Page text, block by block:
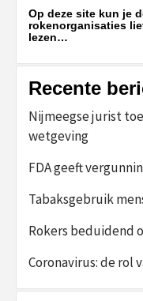
Op deze site kun je
rokenorganisaties
lezen…
Recente
Nijmeegse jurist
wetgeving
FDA geeft
Tabaksgebruik
Rokers beduidend
Coronavirus: de rol